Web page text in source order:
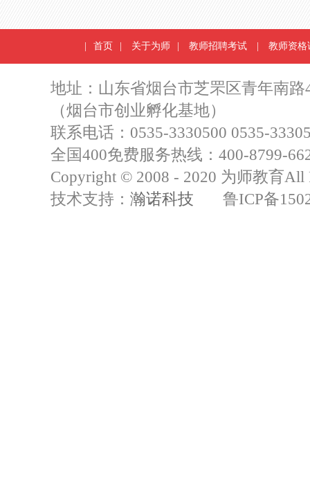
首页 关于为师 教师招聘考试 教师资格
地址：山东省烟台市芝罘区青年南路
（烟台市创业孵化基地）
联系电话：0535-3330500 0535-
全国400免费服务热线：400-8799-
Copyright © 2008 - 2020 为师教育All
技术支持： 瀚诺科技 鲁ICP备